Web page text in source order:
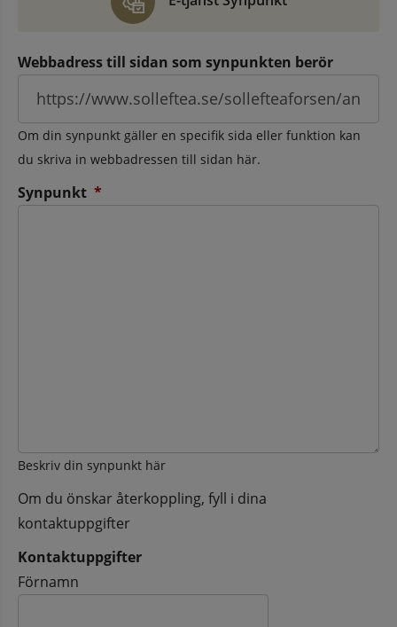
Webbadress till sidan som synpunkten berör
Om din synpunkt gäller en specifik sida eller funktion kan
du skriva in webbadressen till sidan här.
Synpunkt *
Beskriv din synpunkt här
Om du önskar återkoppling, fyll i dina
kontaktuppgifter
Kontaktuppgifter
Kontaktuppgifter
Förnamn